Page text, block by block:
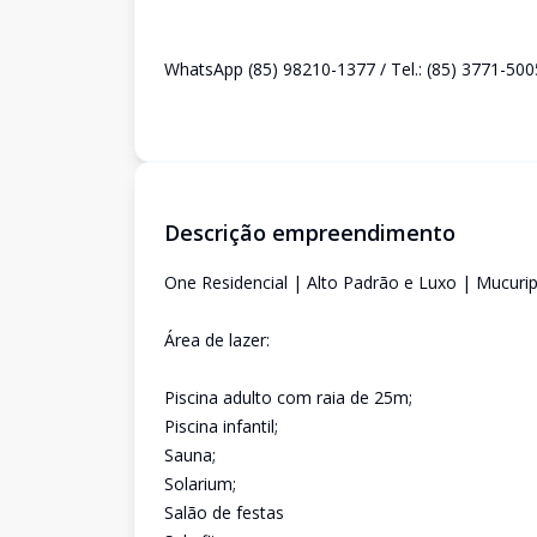
WhatsApp (85) 98210-1377 / Tel.: (85) 3771-
Descrição empreendimento
One Residencial | Alto Padrão e Luxo |
Área de lazer:
Piscina adulto com raia de 25m;
Piscina infantil;
Sauna;
Solarium;
Salão de festas